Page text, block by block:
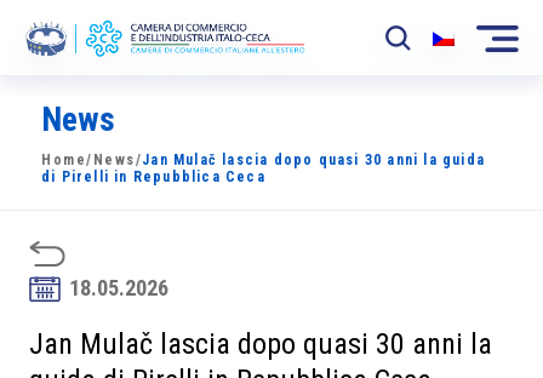
La Camera
News
Sviluppo Mercato
Soci
News
Home/ News/Jan Mulač lascia dopo quasi 30 anni la guida
di Pirelli in Repubblica Ceca
18.05.2026
Jan Mulač lascia dopo quasi 30 anni la